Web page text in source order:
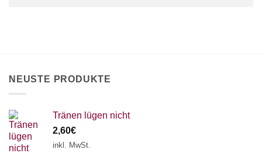
NEUSTE PRODUKTE
Tränen lügen nicht
2,60€
inkl. MwSt.